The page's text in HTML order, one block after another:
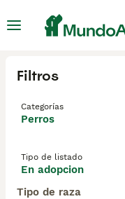
Filtros
Categorías
Perros
Tipo de listado
En adopcion
Tipo de raza